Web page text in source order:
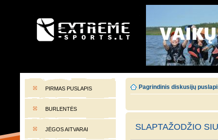
EXTREME-SPORTS.LT
PIRMAS PUSLAPIS
BURLENTĖS
JĖGOS AITVARAI
Pagrindinis diskusijų
SLAPTAŽODŽIO